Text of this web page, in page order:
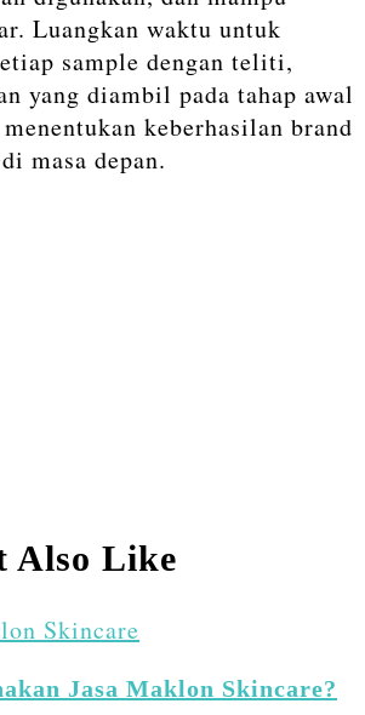
Luangkan waktu untuk
sample dengan teliti,
yang diambil pada tahap awal
keberhasilan brand
masa depan.
Also Like
Jasa Maklon Skincare?